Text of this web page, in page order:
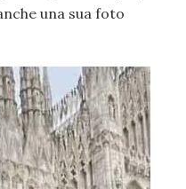
una sua foto